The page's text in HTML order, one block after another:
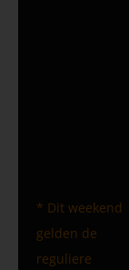
* Dit weekend
gelden de
reguliere